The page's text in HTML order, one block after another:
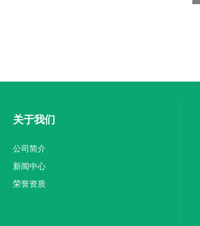
关于我们
公司简介
新闻中心
荣誉资质